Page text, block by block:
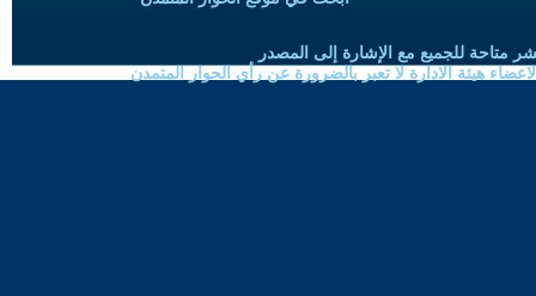
متاحة للجميع مع الإشارة إلى المصدر
هيئة الادارة لا تعبر بالضرورة عن رأي الحوار المتمدن